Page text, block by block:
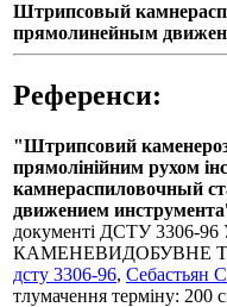
Штрипсовый
прямолинейным
Референси:
"Штрипсовий
прямолінійним рухом
камнераспиловочный
движением инструмента
документі ДСТУ 3306-
КАМЕНЕВИДОБУВНЕ
дсту 3306-96, Себастьян
тлумачення терміну: 200